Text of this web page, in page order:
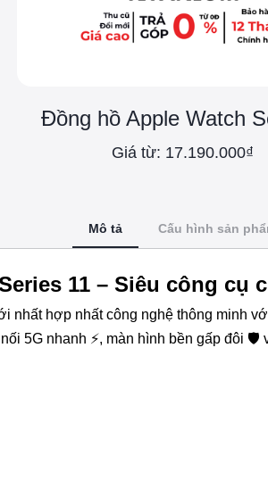
Giá từ: 17.190.000₫
Mô tả Cấu hình sản
11 – Siêu công
nhất hợp nhất công nghệ thông minh
5G nhanh ⚡, màn hình bền gấp đôi